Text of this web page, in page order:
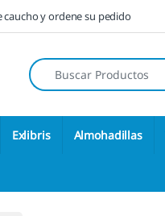
caucho y ordene su pedido
Búsqueda de:
Exlibris Almohadillas